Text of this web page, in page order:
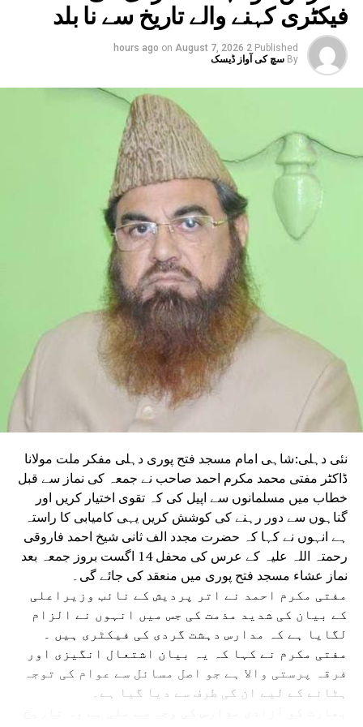
فیکٹری کہنے والے تاریخ سے نا بلد
Published
2 hours ago
on August 7, 2026
By سچ کی آواز ڈیسک
نئی دہلی:شاہی امام مسجد فتح پوری دہلی مفکر ملت مولانا
ڈاکٹر مفتی محمد مکرم احمد صاحب نے جمعہ کی نماز سے قبل
خطاب میں مسلمانوں سے اپیل کی کہ تقوی اختیار کریں اور
گناہوں سے دور رہنے کی کوشش کریں یہی کامیابی کا راستہ
ہے انہوں نے کہا کہ حضرت مجدد الف ثانی شیخ احمد فاروقی
رحمتہ اللہ علیہ کے عرس کی محفل 14 اگست بروز جمعہ بعد
نماز عشاء مسجد فتح پوری میں منعقد کی جائے گی۔
مفتی مکرم احمد نے اتر پردیش کے نائب وزیراعلی
کے بیان کی شدید مذمت کی جس میں انہوں نے الزام
لگایا ہے کہ مدارس دہشت گردی کی فیکٹری ہیں ۔
مفتی مکرم نے کہا کہ یہ بیان اشتعال انگیزی اور
فرقہ پرستی والا ہے جو اصل مسائل سے عوام کی توجہ
ہٹانے کے لیے ان کی طرف سے دیا گیا ہے۔